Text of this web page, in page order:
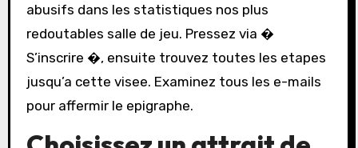
abusifs dans les statistiques nos plus
redoutables salle de jeu. Pressez via �
S’inscrire �, ensuite trouvez toutes les etapes
jusqu’a cette visee. Examinez tous les e-mails
pour affermir le epigraphe.